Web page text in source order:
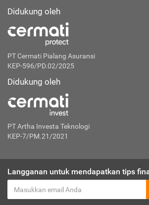
Didukung oleh
PT Cermati Pialang Asuransi
KEP-596/PD.02/2025
Didukung oleh
PT Artha Investa Teknologi
KEP-7/PM.21/2021
Langganan untuk mendapatkan tips